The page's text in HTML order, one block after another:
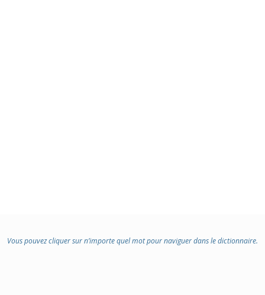
Vous pouvez cliquer sur n’importe quel mot pour naviguer dans le dictionnaire.